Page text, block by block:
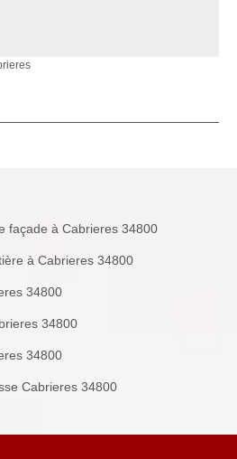
façade à Cabrieres 34800
à Cabrieres 34800
34800
34800
34800
Cabrieres 34800